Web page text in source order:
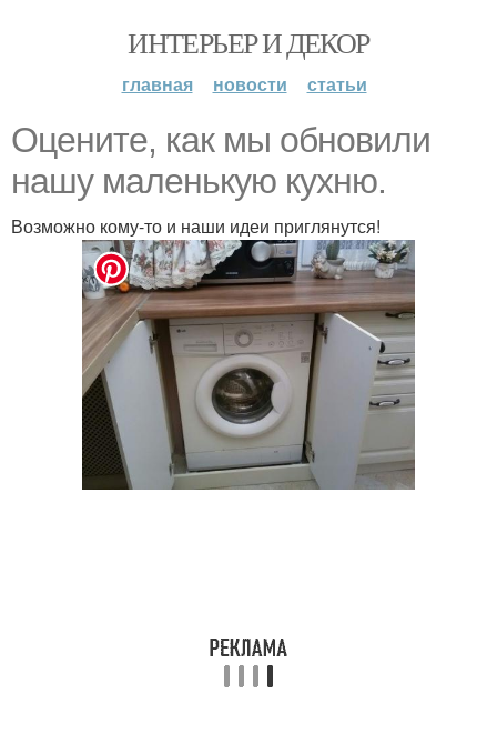
ИНТЕРЬЕР И ДЕКОР
главная новости статьи
Оцените, как мы обновили
нашу маленькую кухню.
Возможно кому-то и наши идеи приглянутся!